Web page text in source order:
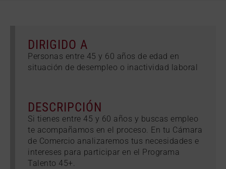
DIRIGIDO A
Personas entre 45 y 60 años de edad en
situación de desempleo o inactividad laboral
DESCRIPCIÓN
Si tienes entre 45 y 60 años y buscas empleo
te acompañamos en el proceso. En tu Cámara
de Comercio analizaremos tus necesidades e
intereses para participar en el Programa
Talento 45+.